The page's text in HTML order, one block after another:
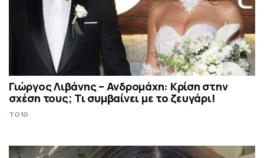
Γιώργος Λιβάνης – Ανδρομάχη: Κρίση στην
σχέση τους; Τι συμβαίνει με το ζευγάρι!
TO10